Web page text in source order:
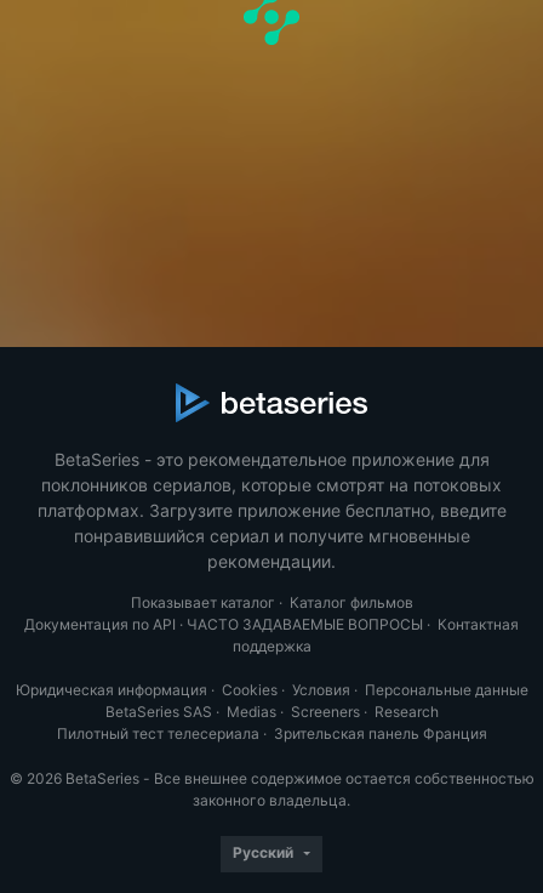
BetaSeries - это рекомендательное приложение для
поклонников сериалов, которые смотрят на потоковых
платформах. Загрузите приложение бесплатно, введите
понравившийся сериал и получите мгновенные
рекомендации.
Показывает каталог · Каталог фильмов
Документация по API · ЧАСТО ЗАДАВАЕМЫЕ ВОПРОСЫ · Контактная
поддержка
Юридическая информация · Cookies· Условия · Персональные данные
BetaSeries SAS · Medias· Screeners· Research
Пилотный тест телесериала · Зрительская панель Франция
© 2026 BetaSeries - Все внешнее содержимое остается собственностью
законного владельца.
Русский